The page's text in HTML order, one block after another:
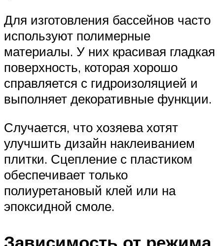
Для изготовления бассейнов часто
используют полимерные
материалы. У них красивая гладкая
поверхность, которая хорошо
справляется с гидроизоляцией и
выполняет декоративные функции.
Случается, что хозяева хотят
улучшить дизайн наклеиванием
плитки. Сцепление с пластиком
обеспечивает только
полиуретановый клей или на
эпоксидной смоле.